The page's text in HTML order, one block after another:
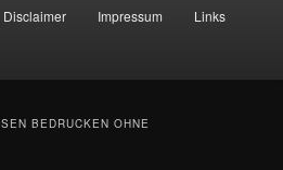
Disclaimer Impressum Links
BEDRUCKEN OHNE